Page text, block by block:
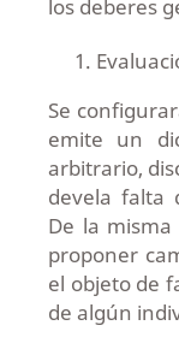
los deberes
Se
emite un
arbitrario,
devela falta
De la
proponer
el objeto de
de algún